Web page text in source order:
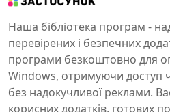
Наша бібліотека програм -
перевірених і безпечних
програми безкоштовно для
Windows, отримуючи доступ
без надокучливої реклами.
корисних додатків, готових